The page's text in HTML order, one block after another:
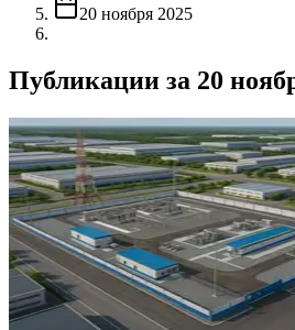
20 ноября 2025
Публикации за 20